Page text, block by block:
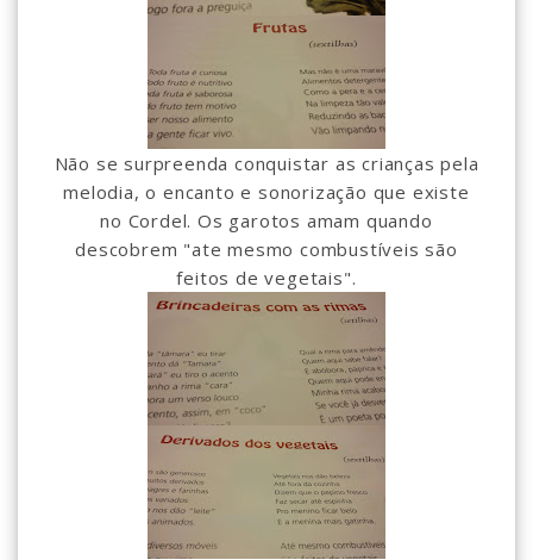
Não se surpreenda conquistar as crianças pela
melodia, o encanto e sonorização que existe
no Cordel. Os garotos amam quando
descobrem "ate mesmo combustíveis são
feitos de vegetais".